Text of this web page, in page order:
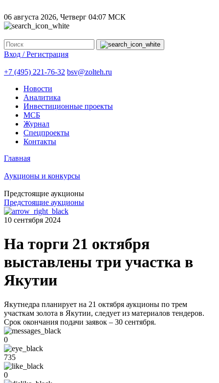
06 августа 2026, Четверг 04:07 МСК
Вход / Регистрация
+7 (495) 221-76-32 bsv@zolteh.ru
Новости
Аналитика
Инвестиционные проекты
МСБ
Журнал
Спецпроекты
Контакты
Главная
Аукционы и конкурсы
Предстоящие аукционы
Предстоящие аукционы
10 сентября 2024
На торги 21 октября
выставлены три участка в
Якутии
Якутнедра планирует на 21 октября аукционы по трем
участкам золота в Якутии, следует из материалов тендеров.
Срок окончания подачи заявок – 30 сентября.
0
735
0